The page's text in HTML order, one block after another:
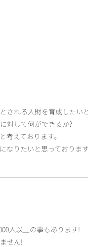
れる人財を育成したい
対して何ができるか?
えております。
りたいと思っております
人以上の事もあります!
せん!